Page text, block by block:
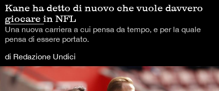
Kane ha detto di nuovo che vuole davvero
giocare in NFL
Una nuova carriera a cui pensa da tempo, e per la quale
pensa di essere portato.
di Redazione Undici